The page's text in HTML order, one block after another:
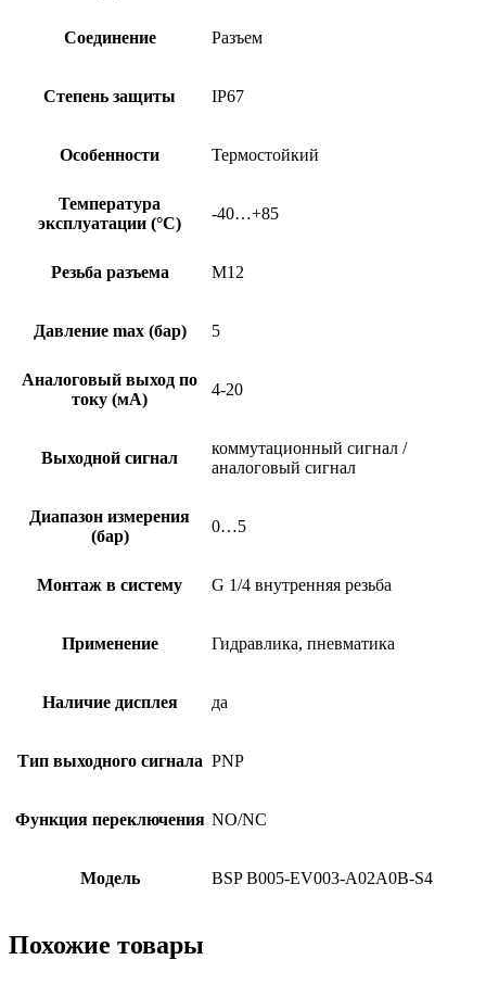
Соединение Разъем
Степень защиты IP67
Особенности Термостойкий
Температура
эксплуатации (°C)
-40…+85
Резьба разъема M12
Давление max (бар) 5
Аналоговый выход по
току (мА)
4-20
Выходной сигнал
коммутационный сигнал /
аналоговый сигнал
Диапазон измерения
(бар)
0…5
Монтаж в систему G 1/4 внутренняя резьба
Применение Гидравлика, пневматика
Наличие дисплея да
Тип выходного сигнала PNP
Функция переключения NO/NC
Модель BSP B005-EV003-A02A0B-S4
Похожие товары